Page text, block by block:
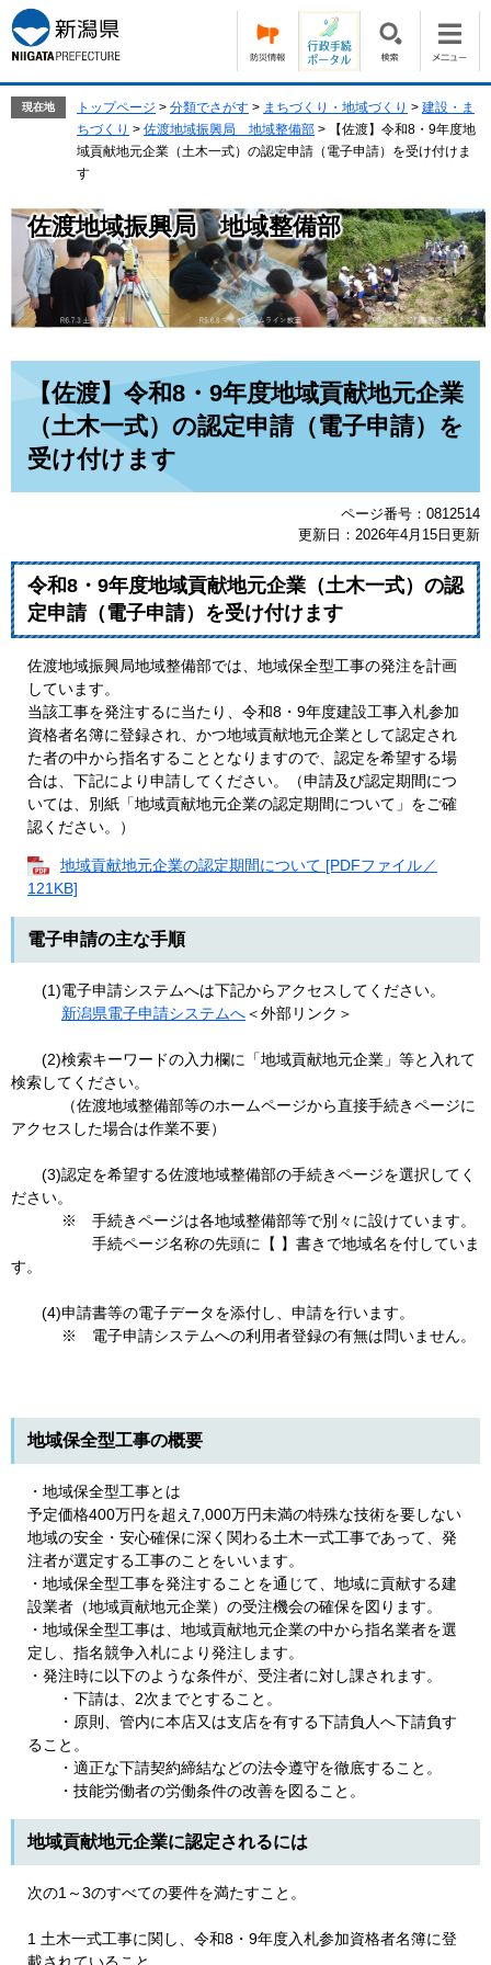
ー
ジ
の
ニ
ュ
ー
本
現在地 トップページ > 分類でさがす > まちづくり・地域づくり > 建設・ま
ちづくり > 佐渡地域振興局 地域整備部 >
【佐渡】令和8・9年度地
域貢献地元企業（土木一式）の認定申請（電子申請）を受け付けま
す
佐渡地域振興局 地域整備部
【佐渡】令和8・9年度地域貢献地元企業
（土木一式）の認定申請（電子申請）を
受け付けます
ページ番号：0812514
更新日：2026年4月15日更新
令和8・9年度地域貢献地元企業（土木一式）の認
定申請（電子申請）を受け付けます
佐渡地域振興局地域整備部では、地域保全型工事の発注を計画
しています。
当該工事を発注するに当たり、令和8・9年度建設工事入札参加
資格者名簿に登録され、かつ地域貢献地元企業として認定され
た者の中から指名することとなりますので、認定を希望する場
合は、下記により申請してください。（申請及び認定期間につ
いては、別紙「地域貢献地元企業の認定期間について」をご確
認ください。）
地域貢献地元企業の認定期間について [PDFファイル／
121KB]
電子申請の主な手順
(1)電子申請システムへは下記からアクセスしてください。
新潟県電子申請システムへ＜外部リンク＞
(2)検索キーワードの入力欄に「地域貢献地元企業」等と入れて
検索してください。
（佐渡地域整備部等のホームページから直接手続きページに
アクセスした場合は作業不要）
(3)認定を希望する佐渡地域整備部の手続きページを選択してく
ださい。
※ 手続きページは各地域整備部等で別々に設けています。
手続ページ名称の先頭に【 】書きで地域名を付していま
す。
(4)申請書等の電子データを添付し、申請を行います。
※ 電子申請システムへの利用者登録の有無は問いません。
地域保全型工事の概要
・地域保全型工事とは
予定価格400万円を超え7,000万円未満の特殊な技術を要しない
地域の安全・安心確保に深く関わる土木一式工事であって、発
注者が選定する工事のことをいいます。
・地域保全型工事を発注することを通じて、地域に貢献する建
設業者（地域貢献地元企業）の受注機会の確保を図ります。
・地域保全型工事は、地域貢献地元企業の中から指名業者を選
定し、指名競争入札により発注します。
・発注時に以下のような条件が、受注者に対し課されます。​
・下請は、2次までとすること。
・原則、管内に本店又は支店を有する下請負人へ下請負す
ること。
・適正な下請契約締結などの法令遵守を徹底すること。
・技能労働者の労働条件の改善を図ること。
地域貢献地元企業に認定されるには
次の1～3のすべての要件を満たすこと。
1 土木一式工事に関し、令和8・9年度入札参加資格者名簿に登